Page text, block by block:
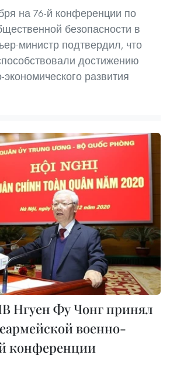
на 76-й конференции по
безопасности в
министр подтвердил, что
достижению
развития
Нгуен Фу Чонг принял
военно-
конференции